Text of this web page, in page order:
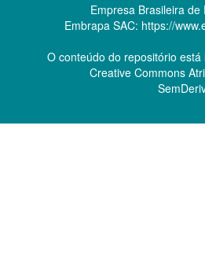
Empresa Brasileira
Embrapa SAC: https://
O conteúdo do repositório
Creative Commons